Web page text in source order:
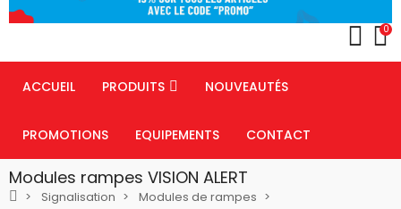
0
ACCUEIL PRODUITS NOUVEAUTÉS
PROMOTIONS EQUIPEMENTS CONTACT
Modules rampes VISION ALERT
Signalisation
Modules de rampes